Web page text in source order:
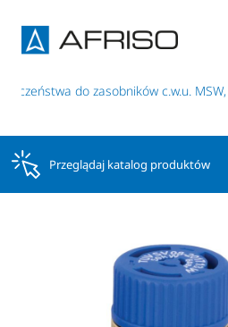
do zasobników c.w.u.
Przeglądaj katalog produktów